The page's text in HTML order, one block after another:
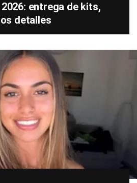
entrega de kits,
detalles